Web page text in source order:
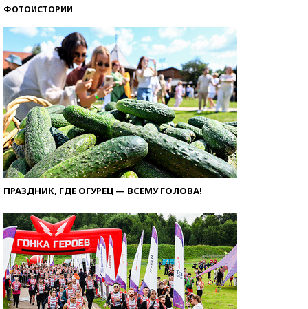
ФОТОИСТОРИИ
ПРАЗДНИК, ГДЕ ОГУРЕЦ — ВСЕМУ ГОЛОВА!